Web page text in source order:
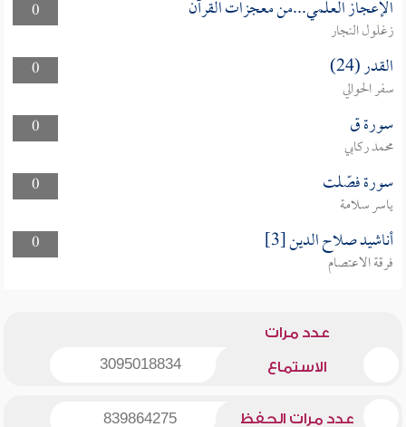
0 الإعجاز العلمي...من معجزات القرآن
زغلول النجار
0
القدر (24)
سفر الحوالي
0
سورة ق
محمد ركابي
0
سورة فصّلت
ياسر سلامة
0
أناشيد صلاح الدين [3]
فرقة الاعتصام
عدد مرات
الاستماع 3095018834
عدد مرات الحفظ 839864275